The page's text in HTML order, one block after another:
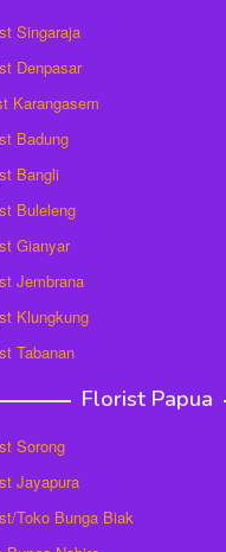
Singaraja
Denpasar
Karangasem
Badung
Bangli
Buleleng
Gianyar
Jembrana
Klungkung
Tabanan
Florist Papua
Sorong
Jayapura
Toko Bunga Biak